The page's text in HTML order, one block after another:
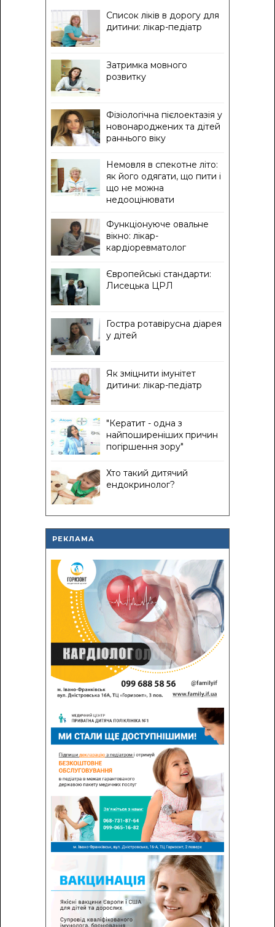
Список ліків в дорогу для
дитини: лікар-педіатр
Затримка мовного
розвитку
Фізіологічна пієлоектазія у
новонароджених та дітей
раннього віку
Немовля в спекотне літо:
як його одягати, що пити і
що не можна
недооцінювати
Функціонуюче овальне
вікно: лікар-
кардіоревматолог
Європейські стандарти:
Лисецька ЦРЛ
Гостра ротавірусна діарея
у дітей
Як зміцнити імунітет
дитини: лікар-педіатр
"Кератит - одна з
найпоширеніших причин
погіршення зору"
Хто такий дитячий
ендокринолог?
РЕКЛАМА